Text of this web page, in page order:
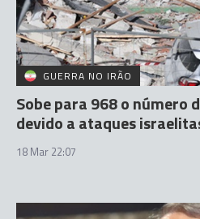
GUERRA NO IRÃO
Sobe para 968 o número
devido a ataques
18 Mar 22:07